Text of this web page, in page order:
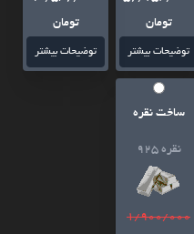
تومان
توضیحات بیشتر
تومان
توضیحات بیشتر
ساخت نقره
نقره 925
1/900/000